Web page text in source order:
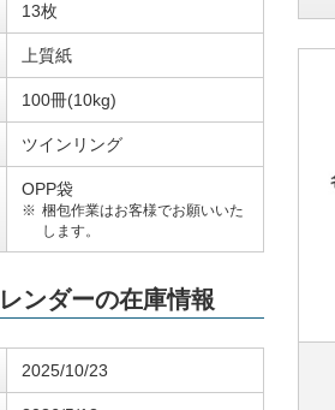
13枚
上質紙
100冊(10kg)
ツインリング
OPP袋
梱包作業はお客様でお願いいた
します。
ンダーの在庫情報
2025/10/23